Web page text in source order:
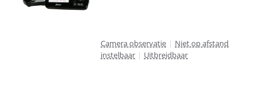
Camera observatie | Niet op afstand
instelbaar | Uitbreidbaar